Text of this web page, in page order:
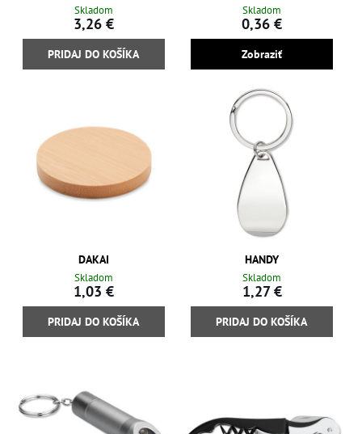
Skladom
3,26 €
PRIDAJ DO KOŠÍKA
Skladom
0,36 €
Zobraziť
DAKAI
Skladom
1,03 €
PRIDAJ DO KOŠÍKA
HANDY
Skladom
1,27 €
PRIDAJ DO KOŠÍKA